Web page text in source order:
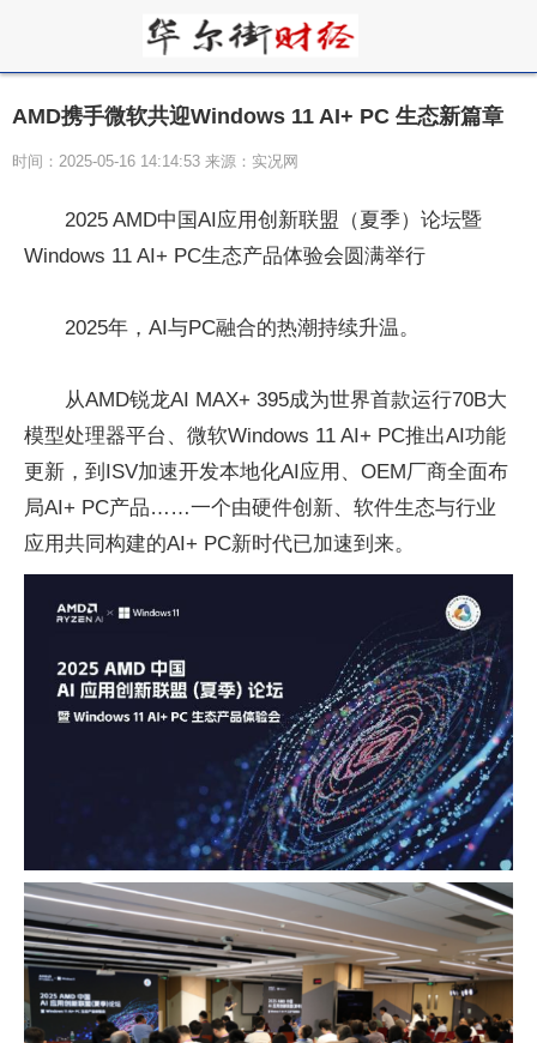
AMD携手微软共迎Windows 11 AI+ PC 生态新篇章
时间：2025-05-16 14:14:53 来源：实况网
2025 AMD中国AI应用创新联盟（夏季）论坛暨
Windows 11 AI+ PC生态产品体验会圆满举行
2025年，AI与PC融合的热潮持续升温。
从AMD锐龙AI MAX+ 395成为世界首款运行70B大
模型处理器平台、微软Windows 11 AI+ PC推出AI功能
更新，到ISV加速开发本地化AI应用、OEM厂商全面布
局AI+ PC产品……一个由硬件创新、软件生态与行业
应用共同构建的AI+ PC新时代已加速到来。